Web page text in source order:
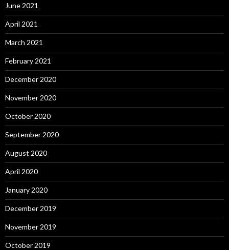
June 2021
April 2021
March 2021
February 2021
December 2020
November 2020
October 2020
September 2020
August 2020
April 2020
January 2020
December 2019
November 2019
October 2019